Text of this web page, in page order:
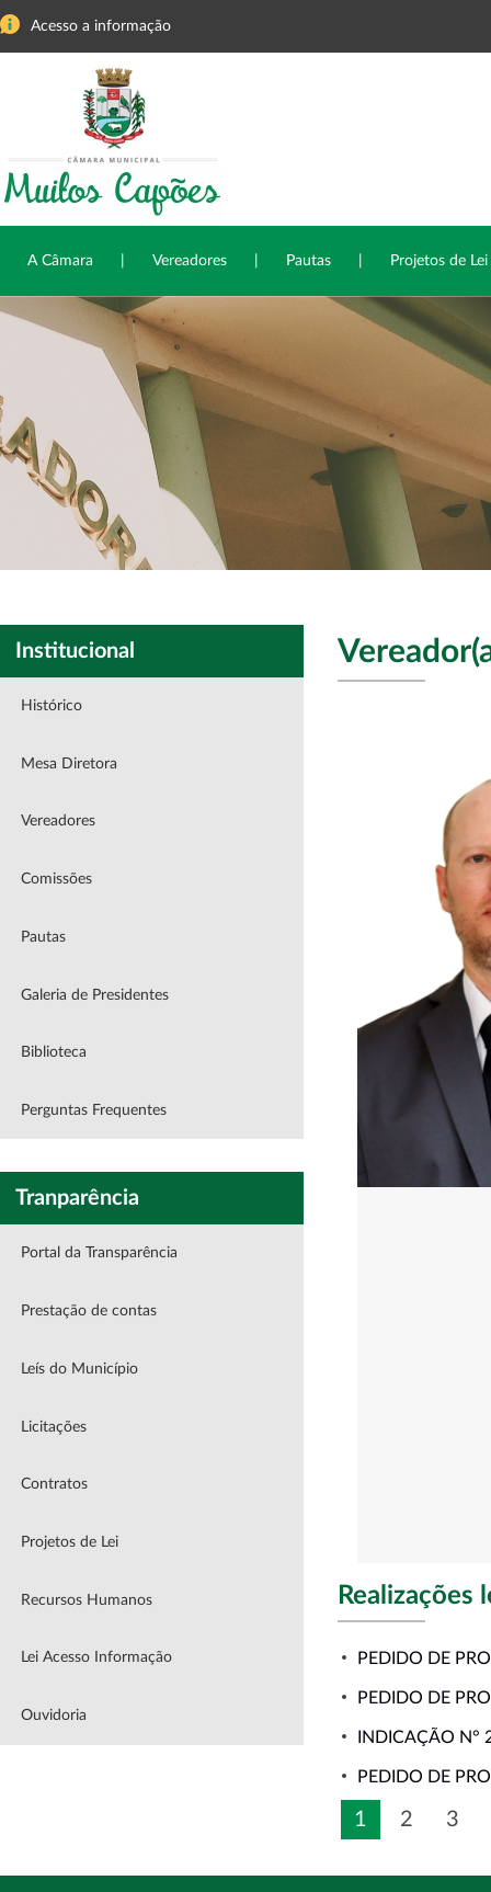
Acesso a informação
A Câmara Vereadores Pautas Projetos de Lei
Institucional
Histórico
Mesa Diretora
Vereadores
Comissões
Pautas
Galeria de Presidentes
Biblioteca
Perguntas Frequentes
Tranparência
Portal da Transparência
Prestação de contas
Leís do Município
Licitações
Contratos
Projetos de Lei
Recursos Humanos
Lei Acesso Informação
Ouvidoria
Realizações
PEDIDO DE
PEDIDO DE
INDICAÇÃO N°
PEDIDO DE
1 2 3